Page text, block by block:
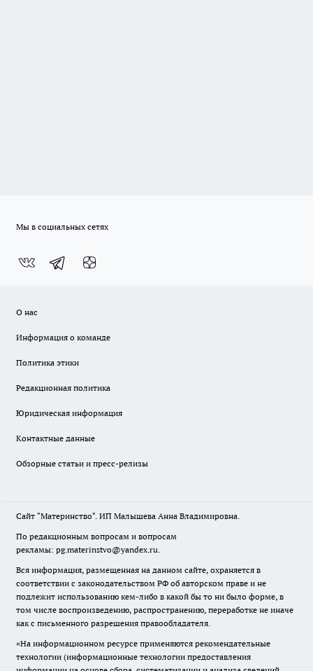
Мы в социальных сетях
О нас
Информация о команде
Политика этики
Редакционная политика
Юридическая информация
Контактные данные
Обзорные статьи и пресс-релизы
Сайт "Материнство". ИП Малышева Анна Владимировна.
По редакционным вопросам и вопросам
рекламы: pg.materinstvo@yandex.ru.
Вся информация, размещенная на данном сайте, охраняется в
соответствии с законодательством РФ об авторском праве и не
подлежит использованию кем-либо в какой бы то ни было форме, в
том числе воспроизведению, распространению, переработке не иначе
как с письменного разрешения правообладателя.
«На информационном ресурсе применяются рекомендательные
технологии (информационные технологии предоставления